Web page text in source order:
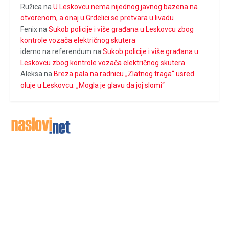
Ružica na U Leskovcu nema nijednog javnog bazena na
otvorenom, a onaj u Grdelici se pretvara u livadu
Fenixna Sukob policije i više građana u Leskovcu zbog
kontrole vozača električnog skutera
idemo na referendum na Sukob policije i više građana u
Leskovcu zbog kontrole vozača električnog skutera
Aleksa na Breza pala na radnicu „Zlatnog traga“ usred
oluje u Leskovcu: „Mogla je glavu da joj slomi“